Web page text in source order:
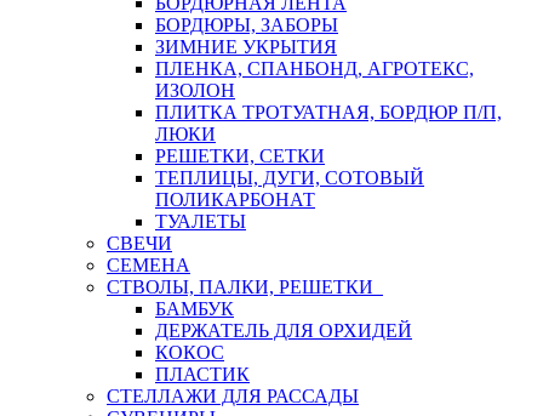
БОРДЮРЫ, ЗАБОРЫ
ЗИМНИЕ УКРЫТИЯ
ПЛЕНКА, СПАНБОНД, АГРОТЕКС,
ИЗОЛОН
ПЛИТКА ТРОТУАТНАЯ, БОРДЮР П/П,
ЛЮКИ
РЕШЕТКИ, СЕТКИ
ТЕПЛИЦЫ, ДУГИ, СОТОВЫЙ
ПОЛИКАРБОНАТ
ТУАЛЕТЫ
СВЕЧИ
СЕМЕНА
СТВОЛЫ, ПАЛКИ, РЕШЕТКИ
БАМБУК
ДЕРЖАТЕЛЬ ДЛЯ ОРХИДЕЙ
КОКОС
ПЛАСТИК
СТЕЛЛАЖИ ДЛЯ РАССАДЫ